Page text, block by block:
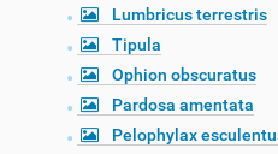
Lumbricus terrestris
Tipula
Ophion obscuratus
Pardosa amentata
Pelophylax